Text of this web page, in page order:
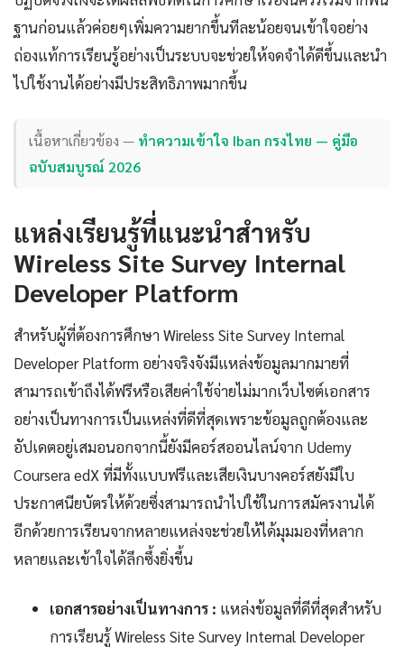
ฐานก่อนแล้วค่อยๆเพิ่มความยากขึ้นทีละน้อยจนเข้าใจอย่าง
ถ่องแท้การเรียนรู้อย่างเป็นระบบจะช่วยให้จดจำได้ดีขึ้นและนำ
ไปใช้งานได้อย่างมีประสิทธิภาพมากขึ้น
เนื้อหาเกี่ยวข้อง — ทำความเข้าใจ Iban กรงไทย — คู่มือ
ฉบับสมบูรณ์ 2026
แหล่งเรียนรู้ที่แนะนำสำหรับ
Wireless Site Survey Internal
Developer Platform
สำหรับผู้ที่ต้องการศึกษา Wireless Site Survey Internal
Developer Platform อย่างจริงจังมีแหล่งข้อมูลมากมายที่
สามารถเข้าถึงได้ฟรีหรือเสียค่าใช้จ่ายไม่มากเว็บไซต์เอกสาร
อย่างเป็นทางการเป็นแหล่งที่ดีที่สุดเพราะข้อมูลถูกต้องและ
อัปเดตอยู่เสมอนอกจากนี้ยังมีคอร์สออนไลน์จาก Udemy
Coursera edX ที่มีทั้งแบบฟรีและเสียเงินบางคอร์สยังมีใบ
ประกาศนียบัตรให้ด้วยซึ่งสามารถนำไปใช้ในการสมัครงานได้
อีกด้วยการเรียนจากหลายแหล่งจะช่วยให้ได้มุมมองที่หลาก
หลายและเข้าใจได้ลึกซึ้งยิ่งขึ้น
เอกสารอย่างเป็นทางการ : แหล่งข้อมูลที่ดีที่สุดสำหรับ
การเรียนรู้ Wireless Site Survey Internal Developer